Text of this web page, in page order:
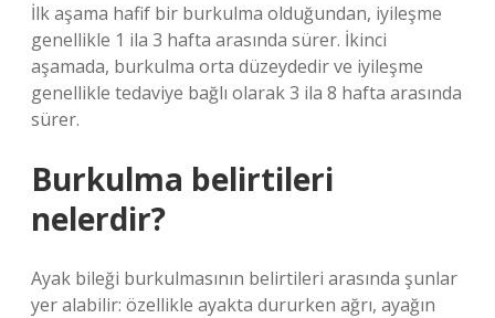
İlk aşama hafif bir burkulma olduğundan, iyileşme
genellikle 1 ila 3 hafta arasında sürer. İkinci
aşamada, burkulma orta düzeydedir ve iyileşme
genellikle tedaviye bağlı olarak 3 ila 8 hafta arasında
sürer.
Burkulma belirtileri
nelerdir?
Ayak bileği burkulmasının belirtileri arasında şunlar
yer alabilir: özellikle ayakta dururken ağrı, ayağın